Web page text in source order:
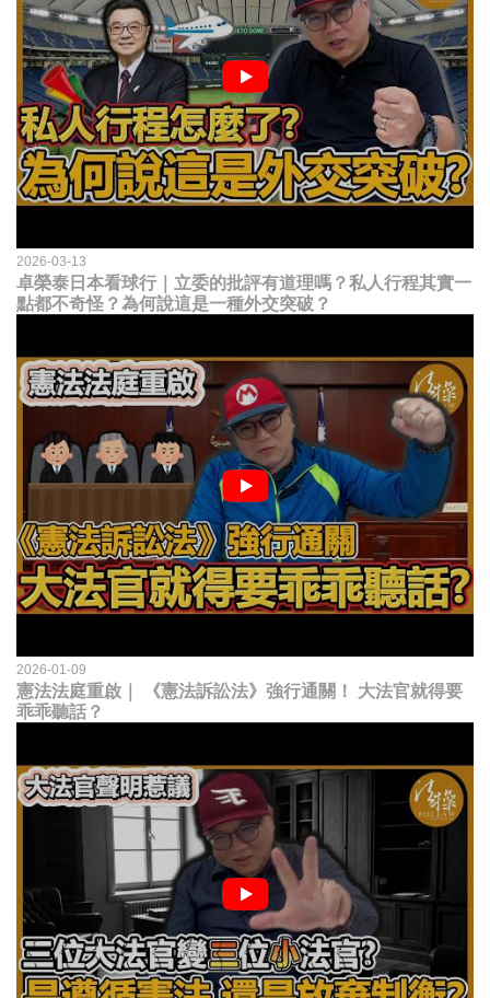
2026-03-13
卓榮泰日本看球行｜立委的批評有道理嗎？私人行程其實一
點都不奇怪？為何說這是一種外交突破？
2026-01-09
憲法法庭重啟｜ 《憲法訴訟法》強行通關！ 大法官就得要
乖乖聽話？